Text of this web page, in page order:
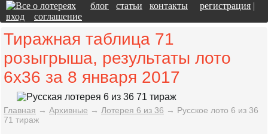
блог статьи контакты регистрация |
вход
соглашение
Тиражная таблица 71
розыгрыша, результаты лото
6x36 за 8 января 2017
Главная → Архивные → Лотерея 6 из 36 → Русское лото 6 из 36
71 тираж